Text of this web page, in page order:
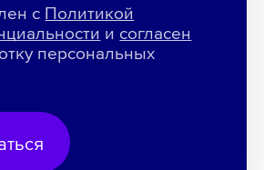
с Политикой
и согласен
персональных